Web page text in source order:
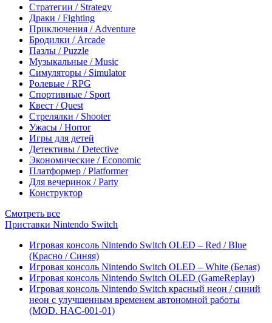
Стратегии / Strategy
Драки / Fighting
Приключения / Adventure
Бродилки / Arcade
Пазлы / Puzzle
Музыкальные / Music
Симуляторы / Simulator
Ролевые / RPG
Спортивные / Sport
Квест / Quest
Стрелялки / Shooter
Ужасы / Horror
Игры для детей
Детективы / Detective
Экономические / Economic
Платформер / Platformer
Для вечеринок / Party
Конструктор
Смотреть все
Приставки Nintendo Switch
Игровая консоль Nintendo Switch OLED – Red / Blue
(Красно / Синяя)
Игровая консоль Nintendo Switch OLED – White (Белая)
Игровая консоль Nintendo Switch OLED (GameReplay)
Игровая консоль Nintendo Switch красный неон / синий
неон с улучшенным временем автономной работы
(MOD. HAC-001-01)